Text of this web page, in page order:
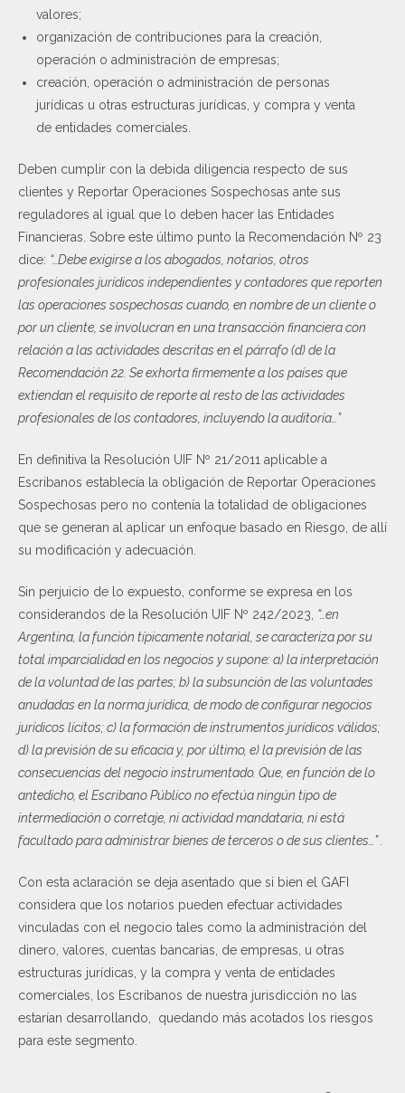
valores;
organización de contribuciones para la creación,
operación o administración de empresas;
creación, operación o administración de personas
jurídicas u otras estructuras jurídicas, y compra y venta
de entidades comerciales.
Deben cumplir con la debida diligencia respecto de sus
clientes y Reportar Operaciones Sospechosas ante sus
reguladores al igual que lo deben hacer las Entidades
Financieras. Sobre este último punto la Recomendación Nº 23
dice: “…Debe exigirse a los abogados, notarios, otros
profesionales jurídicos independientes y contadores que reporten
las operaciones sospechosas cuando, en nombre de un cliente o
por un cliente, se involucran en una transacción financiera con
relación a las actividades descritas en el párrafo (d) de la
Recomendación 22. Se exhorta firmemente a los países que
extiendan el requisito de reporte al resto de las actividades
profesionales de los contadores, incluyendo la auditoría…”
En definitiva la Resolución UIF Nº 21/2011 aplicable a
Escribanos establecía la obligación de Reportar Operaciones
Sospechosas pero no contenía la totalidad de obligaciones
que se generan al aplicar un enfoque basado en Riesgo, de allí
su modificación y adecuación.
Sin perjuicio de lo expuesto, conforme se expresa en los
considerandos de la Resolución UIF Nº 242/2023, “…en
Argentina, la función típicamente notarial, se caracteriza por su
total imparcialidad en los negocios y supone: a) la interpretación
de la voluntad de las partes; b) la subsunción de las voluntades
anudadas en la norma jurídica, de modo de configurar negocios
jurídicos lícitos; c) la formación de instrumentos jurídicos válidos;
d) la previsión de su eficacia y, por último, e) la previsión de las
consecuencias del negocio instrumentado. Que, en función de lo
antedicho, el Escribano Público no efectúa ningún tipo de
intermediación o corretaje, ni actividad mandataria, ni está
facultado para administrar bienes de terceros o de sus clientes…” .
Con esta aclaración se deja asentado que si bien el GAFI
considera que los notarios pueden efectuar actividades
vinculadas con el negocio tales como la administración del
dinero, valores, cuentas bancarias, de empresas, u otras
estructuras jurídicas, y la compra y venta de entidades
comerciales, los Escribanos de nuestra jurisdicción no las
estarían desarrollando, quedando más acotados los riesgos
para este segmento.